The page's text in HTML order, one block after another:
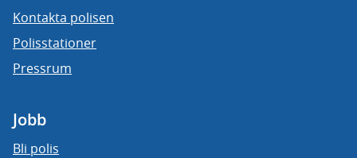
Kontakta polisen
Polisstationer
Pressrum
Jobb
Bli polis